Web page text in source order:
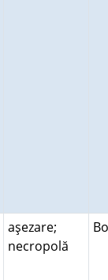
aşezare;
necropolă